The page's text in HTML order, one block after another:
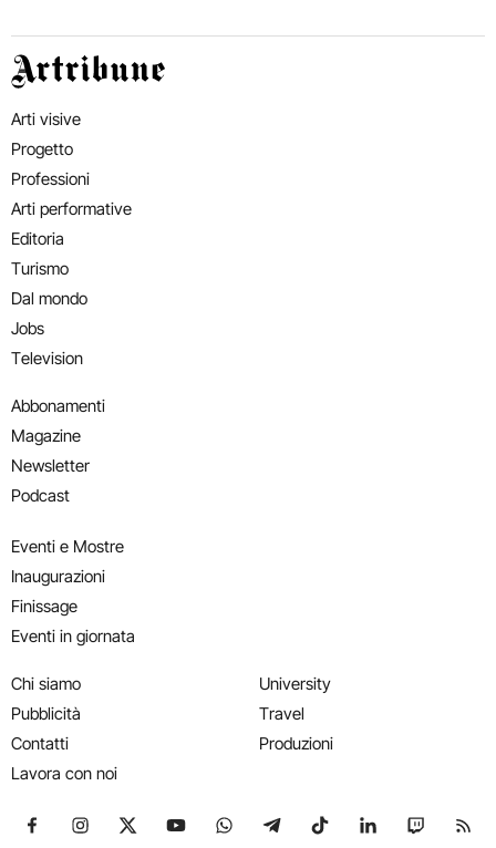
Artribune
Arti visive
Progetto
Professioni
Arti performative
Editoria
Turismo
Dal mondo
Jobs
Television
Abbonamenti
Magazine
Newsletter
Podcast
Eventi e Mostre
Inaugurazioni
Finissage
Eventi in giornata
Chi siamo
Pubblicità
Contatti
Lavora con noi
University
Travel
Produzioni
Seguici su Facebook
Seguici su Instagram
Seguici su X
Seguici su YouTube
Seguici su WhatsApp
Seguici su Telegram
Seguici su TikTok
Seguici su
Seguici